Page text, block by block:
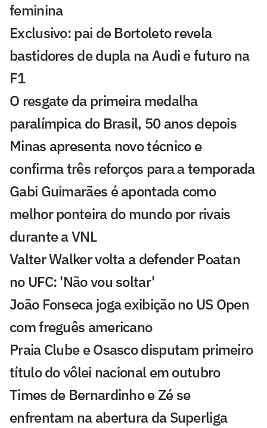
feminina
Exclusivo: pai de Bortoleto revela
bastidores de dupla na Audi e futuro na
F1
O resgate da primeira medalha
paralímpica do Brasil, 50 anos depois
Minas apresenta novo técnico e
confirma três reforços para a temporada
Gabi Guimarães é apontada como
melhor ponteira do mundo por rivais
durante a VNL
Valter Walker volta a defender Poatan
no UFC: 'Não vou soltar'
João Fonseca joga exibição no US Open
com freguês americano
Praia Clube e Osasco disputam primeiro
título do vôlei nacional em outubro
Times de Bernardinho e Zé se
enfrentam na abertura da Superliga